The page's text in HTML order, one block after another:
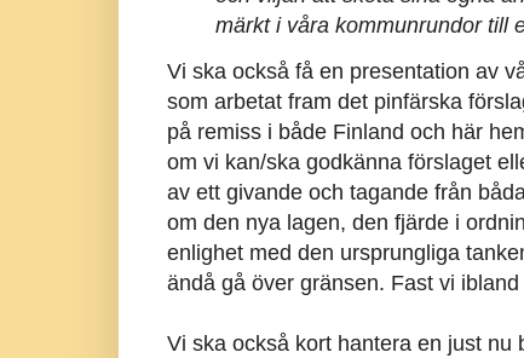
märkt i våra kommunrundor till
Vi ska också få en presentation av
som arbetat fram det pinfärska
på remiss i både Finland och här
om vi kan/ska godkänna förslaget
av ett givande och tagande från
om den nya lagen, den fjärde i
enlighet med den ursprungliga
ändå gå över gränsen. Fast vi
Vi ska också kort hantera en just nu